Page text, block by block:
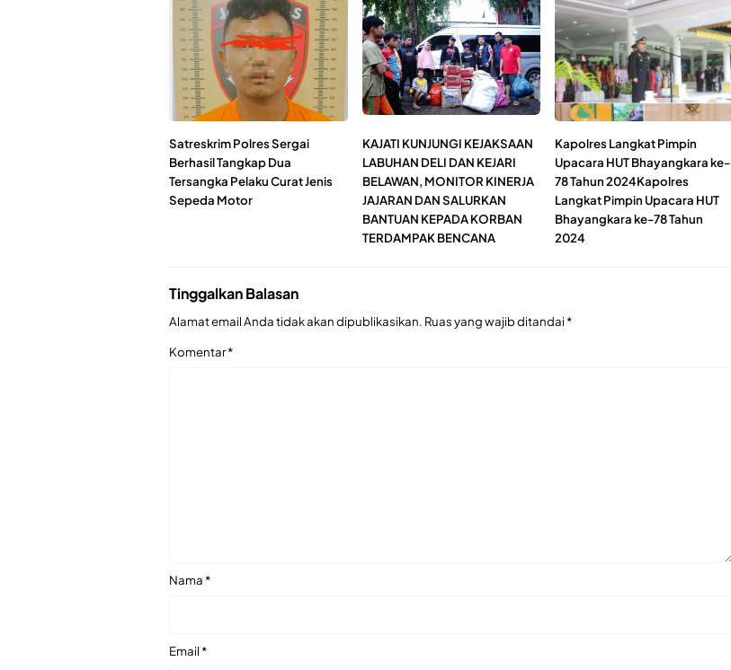
Satreskrim Polres Sergai
Berhasil Tangkap Dua
Tersangka Pelaku Curat Jenis
Sepeda Motor
KAJATI KUNJUNGI KEJAKSAAN
LABUHAN DELI DAN KEJARI
BELAWAN, MONITOR KINERJA
JAJARAN DAN SALURKAN
BANTUAN KEPADA KORBAN
TERDAMPAK BENCANA
Kapolres Langkat Pimpin
Upacara HUT Bhayangkara ke-
78 Tahun 2024Kapolres
Langkat Pimpin Upacara HUT
Bhayangkara ke-78 Tahun
2024
Tinggalkan Balasan
Alamat email Anda tidak akan dipublikasikan. Ruas yang wajib ditandai*
Komentar*
Nama*
Email*